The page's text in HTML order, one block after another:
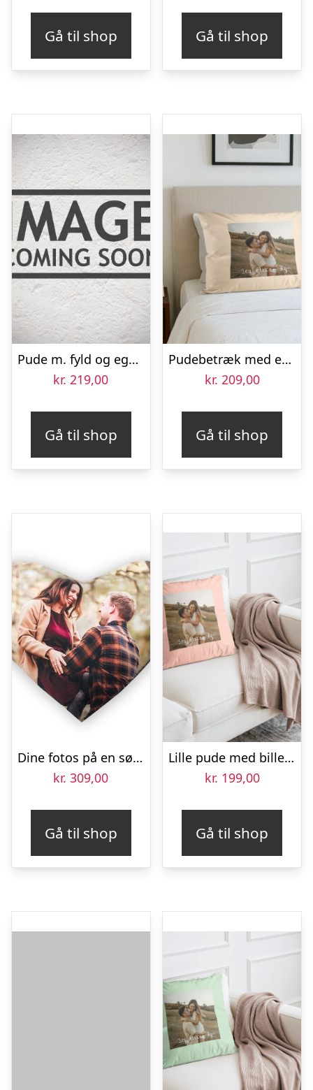
Gå til shop Gå til shop
Pude m. fyld og eget billede
kr. 219,00
Gå til shop
Pudebetræk med eget design – Beige – 50 x 60 cm
kr. 209,00
Gå til shop
Dine fotos på en sød hjerteformet pude
kr. 309,00
Gå til shop
Lille pude med billede – Lyserød
kr. 199,00
Gå til shop